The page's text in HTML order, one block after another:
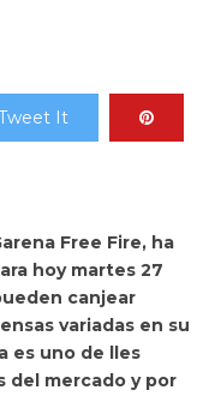
It
Free Fire, ha
hoy martes 27
canjear
variadas en su
es uno de lles
del mercado y por